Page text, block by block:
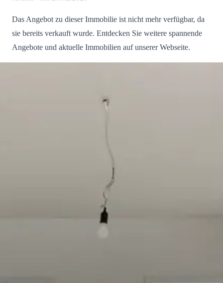
Das Angebot zu dieser Immobilie ist nicht mehr verfügbar, da
sie bereits verkauft wurde. Entdecken Sie weitere spannende
Angebote und aktuelle Immobilien auf unserer Webseite.